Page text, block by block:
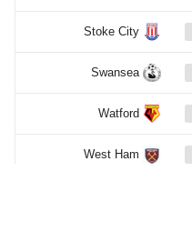
Stoke City
Swansea
Watford
West Ham